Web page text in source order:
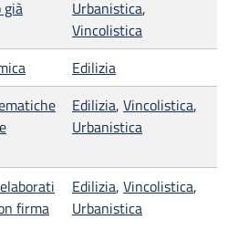
già
Urbanistica,
Vincolistica
Edilizia
Edilizia, Vincolistica,
Urbanistica
firma
Edilizia, Vincolistica,
Urbanistica